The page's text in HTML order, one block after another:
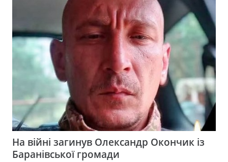
На війні загинув Олександр Окончик із
Баранівської громади